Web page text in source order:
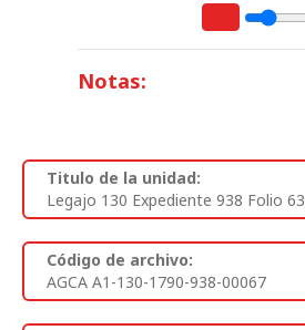
Notas:
Titulo de la unidad:
Legajo 130 Expediente 938 Folio 63
Código de archivo:
AGCA A1-130-1790-938-00067